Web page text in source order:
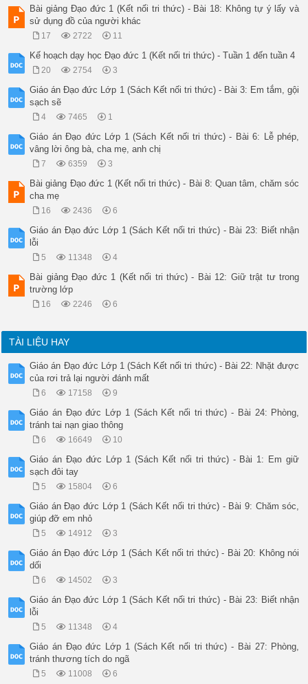
Bài giảng Đạo đức 1 (Kết nối tri thức) - Bài 18: Không tự ý lấy và
sử dụng đồ của người khác
17 2722 11
Kế hoạch dạy học Đạo đức 1 (Kết nối tri thức) - Tuần 1 đến tuần 4
20 2754 3
Giáo án Đạo đức Lớp 1 (Sách Kết nối tri thức) - Bài 3: Em tắm, gội
sạch sẽ
4 7465 1
Giáo án Đạo đức Lớp 1 (Sách Kết nối tri thức) - Bài 6: Lễ phép,
vâng lời ông bà, cha mẹ, anh chị
7 6359 3
Bài giảng Đạo đức 1 (Kết nối tri thức) - Bài 8: Quan tâm, chăm sóc
cha mẹ
16 2436 6
Giáo án Đạo đức Lớp 1 (Sách Kết nối tri thức) - Bài 23: Biết nhận
lỗi
5 11348 4
Bài giảng Đạo đức 1 (Kết nối tri thức) - Bài 12: Giữ trật tư trong
trường lớp
16 2246 6
TÀI LIỆU HAY
Giáo án Đạo đức Lớp 1 (Sách Kết nối tri thức) - Bài 22: Nhặt được
của rơi trả lại người đánh mất
6 17158 9
Giáo án Đạo đức Lớp 1 (Sách Kết nối tri thức) - Bài 24: Phòng,
tránh tai nạn giao thông
6 16649 10
Giáo án Đạo đức Lớp 1 (Sách Kết nối tri thức) - Bài 1: Em giữ
sạch đôi tay
5 15804 6
Giáo án Đạo đức Lớp 1 (Sách Kết nối tri thức) - Bài 9: Chăm sóc,
giúp đỡ em nhỏ
5 14912 3
Giáo án Đạo đức Lớp 1 (Sách Kết nối tri thức) - Bài 20: Không nói
dối
6 14502 3
Giáo án Đạo đức Lớp 1 (Sách Kết nối tri thức) - Bài 23: Biết nhận
lỗi
5 11348 4
Giáo án Đạo đức Lớp 1 (Sách Kết nối tri thức) - Bài 27: Phòng,
tránh thương tích do ngã
5 11008 6